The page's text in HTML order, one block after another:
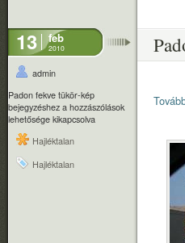
13 feb
2010
admin
Padon fekve tükör-kép
bejegyzéshez a hozzászólások
lehetősége kikapcsolva
Hajléktalan
Hajléktalan